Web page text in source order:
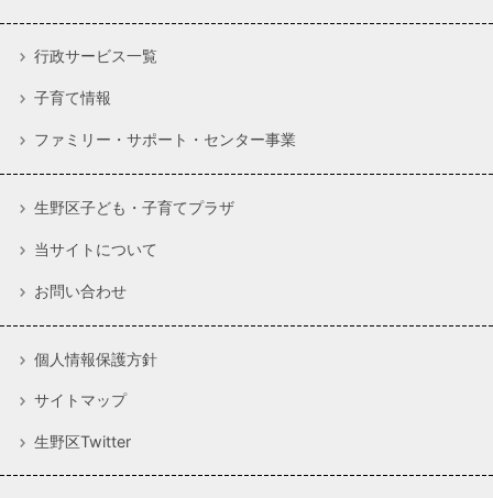
行政サービス一覧
子育て情報
ファミリー・サポート・センター事業
生野区子ども・子育てプラザ
当サイトについて
お問い合わせ
個人情報保護方針
サイトマップ
生野区Twitter